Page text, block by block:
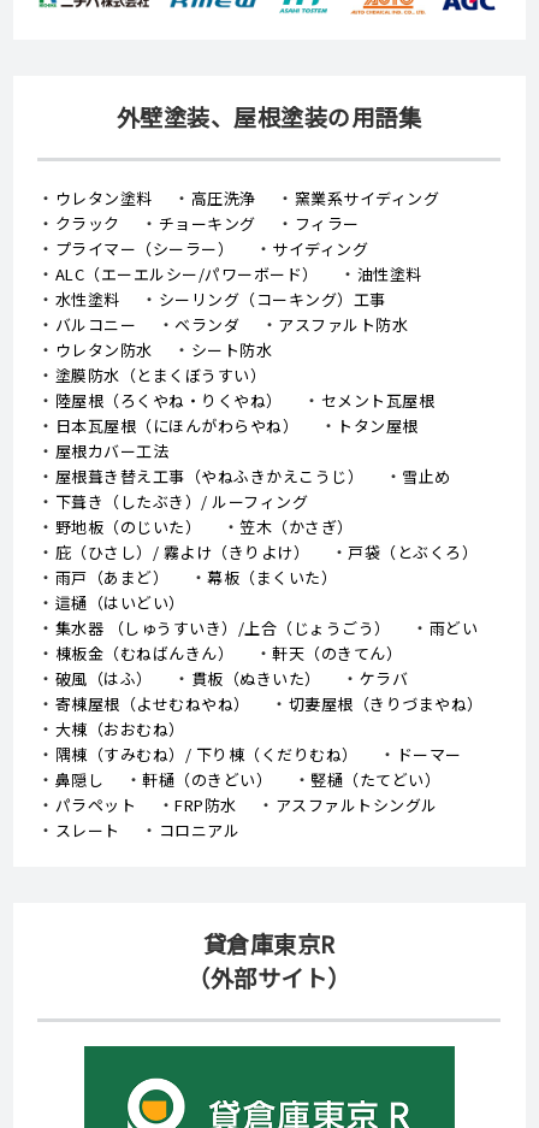
外壁塗装、屋根塗装の用語集
ウレタン塗料 高圧洗浄
窯業系サイディング
クラック
チョーキング
フィラー
プライマー（シーラー）
サイディング
ALC（エーエルシー/パワーボード）
油性塗料
水性塗料
シーリング（コーキング）工事
バルコニー
ベランダ
アスファルト防水
ウレタン防水
シート防水
塗膜防水（とまくぼうすい）
陸屋根（ろくやね・りくやね）
セメント瓦屋根
日本瓦屋根（にほんがわらやね）
トタン屋根
屋根カバー工法
屋根葺き替え工事（やねふきかえこうじ）
雪止め
下葺き（したぶき）/ ルーフィング
野地板（のじいた）
笠木（かさぎ）
庇（ひさし）/ 霧よけ（きりよけ）
戸袋（とぶくろ）
雨戸（あまど）
幕板（まくいた）
這樋（はいどい）
集水器 （しゅうすいき）/上合（じょうごう）
雨どい
棟板金（むねばんきん）
軒天（のきてん）
破風（はふ）
貫板（ぬきいた）
ケラバ
寄棟屋根（よせむねやね）
切妻屋根（きりづまやね）
大棟（おおむね）
隅棟（すみむね）/ 下り棟（くだりむね）
ドーマー
鼻隠し
軒樋（のきどい）
竪樋（たてどい）
パラペット
FRP防水
アスファルトシングル
スレート
コロニアル
貸倉庫東京R
（外部サイト）